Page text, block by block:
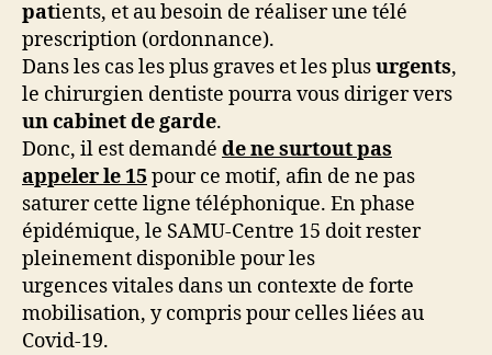
patients, et au besoin de réaliser une télé
prescription (ordonnance).
Dans les cas les plus graves et les plusurgents,
le chirurgien dentiste pourra vous diriger vers
un cabinet de garde.
Donc, il est demandé de ne surtout pas
appeler le 15 pour ce motif, afin de ne pas
saturer cette ligne téléphonique. En phase
épidémique, le SAMU-Centre 15 doit rester
pleinement disponible pour les
urgences vitales dans un contexte de forte
mobilisation, y compris pour celles liées au
Covid-19.